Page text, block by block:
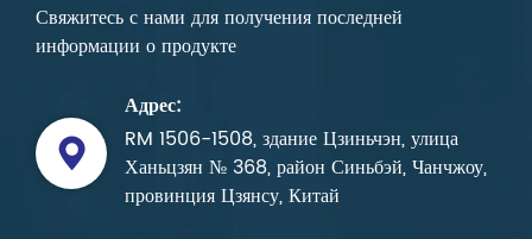
Свяжитесь с нами для получения последней
информации о продукте
Адрес:
RM 1506-1508, здание Цзиньчэн, улица
Ханьцзян № 368, район Синьбэй, Чанчжоу,
провинция Цзянсу, Китай